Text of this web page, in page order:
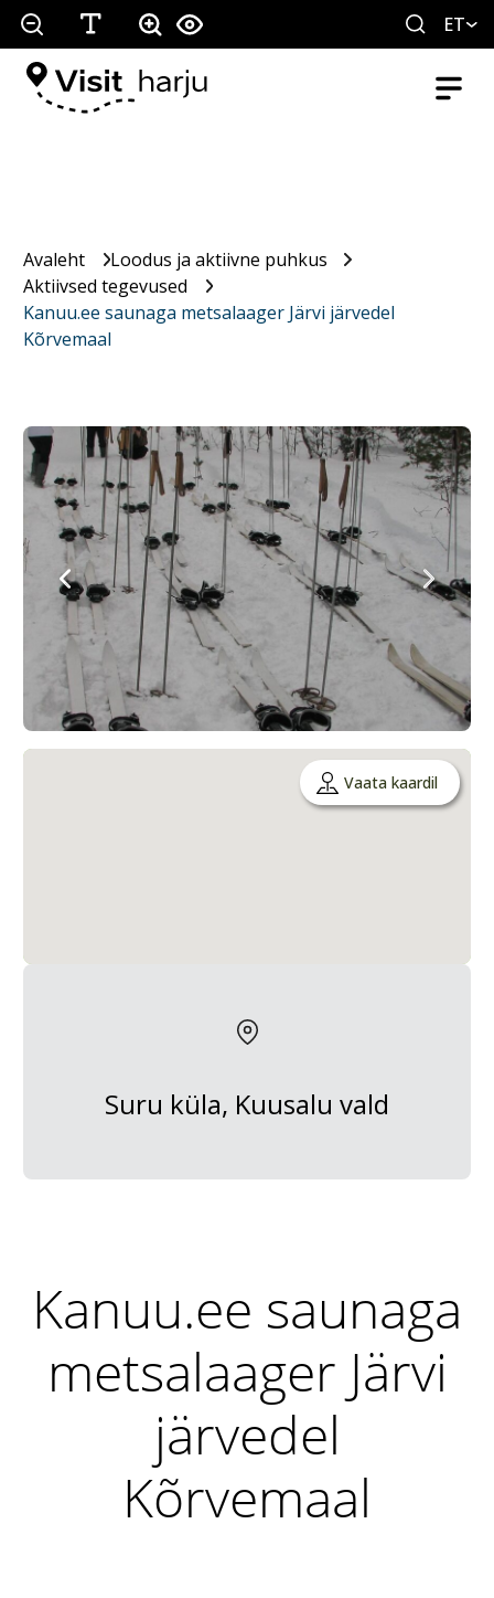
ET
Avaleht
Loodus ja aktiivne puhkus
Aktiivsed tegevused
Kanuu.ee saunaga metsalaager Järvi järvedel
Kõrvemaal
Vaata kaardil
Suru küla, Kuusalu vald
Kanuu.ee saunaga
metsalaager Järvi
järvedel
Kõrvemaal